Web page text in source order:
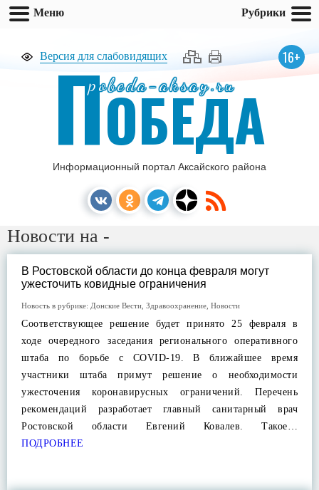
Версия для слабовидящих 16+
pobeda-aksay.ru
ПОБЕДА
Информационный портал Аксайского района
Новости на -
В Ростовской области до конца февраля могут
ужесточить ковидные ограничения
Новость в рубрике: Донские Вести Здравоохранение Новости
Соответствующее решение будет принято 25 февраля в
ходе очередного заседания регионального оперативного
штаба по борьбе с COVID-19. В ближайшее время
участники штаба примут решение о необходимости
ужесточения коронавирусных ограничений. Перечень
рекомендаций разработает главный санитарный врач
Ростовской области Евгений Ковалев. Такое…
ПОДРОБНЕЕ
Меню Рубрики